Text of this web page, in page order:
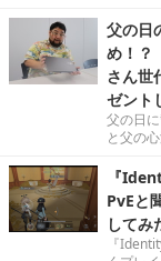
父の日
め！？
さん世
ゼント
父の日
と父の
『
PvEと
してみ
『